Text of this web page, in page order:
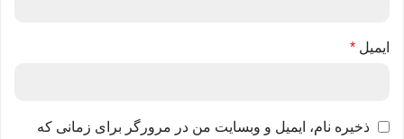
ایمیل *
ذخیره نام، ایمیل و وبسایت من در مرورگر برای زمانی که